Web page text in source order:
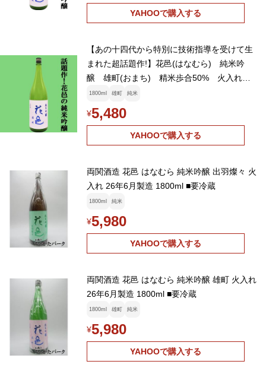
YAHOOで購入する
【あの十四代から特別に技術指導を受けて生
まれた超話題作!】花邑(はなむら) 純米吟
醸 雄町(おまち) 精米歩合50% 火入れ一
回 1800ml(クール便推奨)(k)
1800ml 雄町 純米
¥5,480
YAHOOで購入する
両関酒造 花邑 はなむら 純米吟醸 出羽燦々 火
入れ 26年6月製造 1800ml ■要冷蔵
1800ml 純米
¥5,980
YAHOOで購入する
両関酒造 花邑 はなむら 純米吟醸 雄町 火入れ
26年6月製造 1800ml ■要冷蔵
1800ml 雄町 純米
¥5,980
YAHOOで購入する